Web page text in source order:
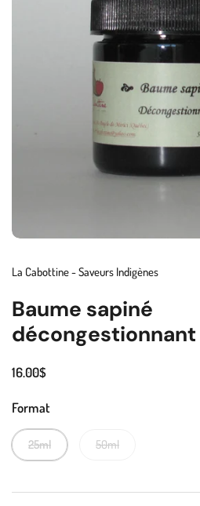
La Cabottine - Saveurs Indigènes
Baume sapiné
décongestionnant
16.00$
Format
25ml 50ml